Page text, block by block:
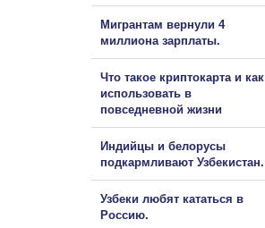
Мигрантам вернули 4
миллиона зарплаты.
Что такое криптокарта и как
использовать в
повседневной жизни
Индийцы и белорусы
подкармливают Узбекистан.
Узбеки любят кататься в
Россию.